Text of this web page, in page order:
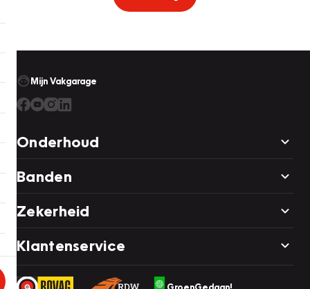
Mijn Vakgarage
Onderhoud
Banden
Zekerheid
Klantenservice